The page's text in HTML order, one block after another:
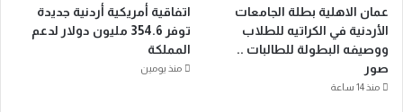
عمان الاهلية بطلة الجامعات
الأردنية في الكراتيه للطلاب
ووصيفه البطولة للطالبات ..
صور
منذ 14 ساعة
اتفاقية أمريكية أردنية جديدة
توفر 354.6 مليون دولار لدعم
المملكة
منذ يومين